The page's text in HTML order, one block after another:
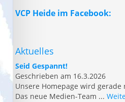
VCP Heide im Facebook:
Aktuelles
Seid Gespannt!
Geschrieben am 16.3.2026
Unsere Homepage wird
Das neue Medien-Team ...